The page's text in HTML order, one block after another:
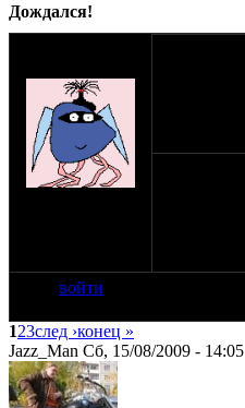
Дождался!
войти
123след ›конец »
Jazz_Man Сб, 15/08/2009 - 14:05